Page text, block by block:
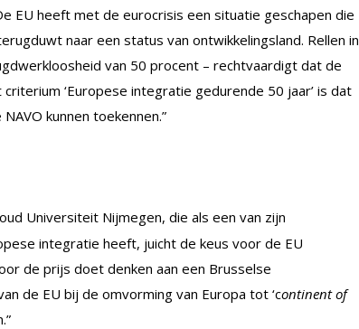
EU heeft met de eurocrisis een situatie geschapen die
naar een status van ontwikkelingsland. Rellen in
van 50 procent – rechtvaardigt dat de
‘Europese integratie gedurende 50 jaar’ is dat
kunnen toekennen.”
Universiteit Nijmegen, die als een van zijn
integratie heeft, juicht de keus voor de EU
de prijs doet denken aan een Brusselse
de EU bij de omvorming van Europa tot ‘continent of